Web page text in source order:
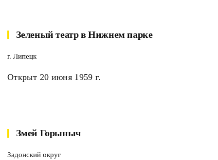
Зеленый театр в Нижнем парке
г. Липецк
Открыт 20 июня 1959 г.
Змей Горыныч
Задонский округ